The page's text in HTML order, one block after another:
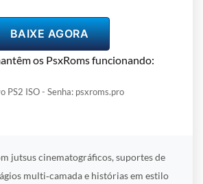
BAIXE AGORA
os PsxRoms funcionando:
PS2 ISO - Senha: psxroms.pro
jutsus cinematográficos, suportes de
multi‑camada e histórias em estilo